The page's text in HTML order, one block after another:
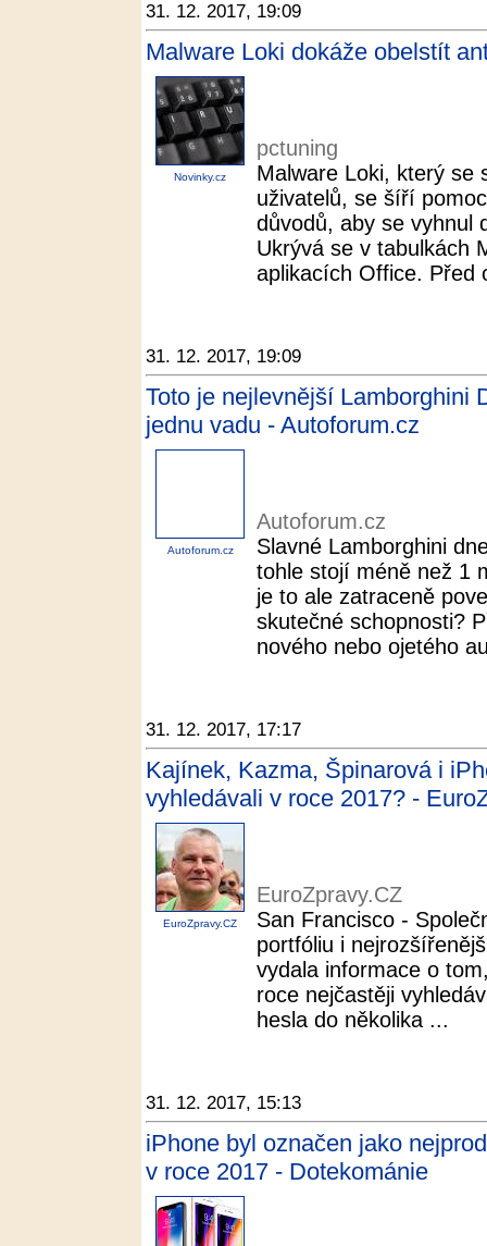
31. 12. 2017, 19:09
Malware Loki dokáže obelstít
Novinky.cz
pctuning
Malware Loki, který se
uživatelů, se šíří
důvodů, aby se vyhnul
Ukrývá se v tabulkách
aplikacích Office. Před
31. 12. 2017, 19:09
Toto je nejlevnější Lamborghini
jednu vadu - Autoforum.cz
Autoforum.cz
Autoforum.cz
Slavné Lamborghini
tohle stojí méně než 1
je to ale zatraceně
skutečné schopnosti?
nového nebo ojetého
31. 12. 2017, 17:17
Kajínek, Kazma, Špinarová i
vyhledávali v roce 2017? -
EuroZpravy.CZ
EuroZpravy.CZ
San Francisco -
portfóliu i
vydala informace o
roce nejčastěji
hesla do několika ...
31. 12. 2017, 15:13
iPhone byl označen jako
v roce 2017 - Dotekománie